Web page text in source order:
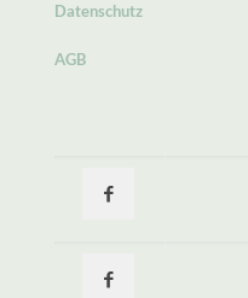
Datenschutz
AGB